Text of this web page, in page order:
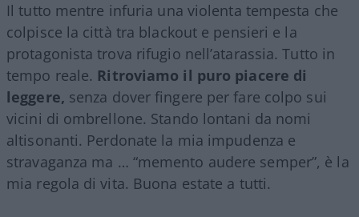
Il tutto mentre infuria una violenta tempesta che
colpisce la città tra blackout e pensieri e la
protagonista trova rifugio nell’atarassia. Tutto in
tempo reale. Ritroviamo il puro piacere di
leggere, senza dover fingere per fare colpo sui
vicini di ombrellone. Stando lontani da nomi
altisonanti. Perdonate la mia impudenza e
stravaganza ma … “memento audere semper”, è la
mia regola di vita. Buona estate a tutti.